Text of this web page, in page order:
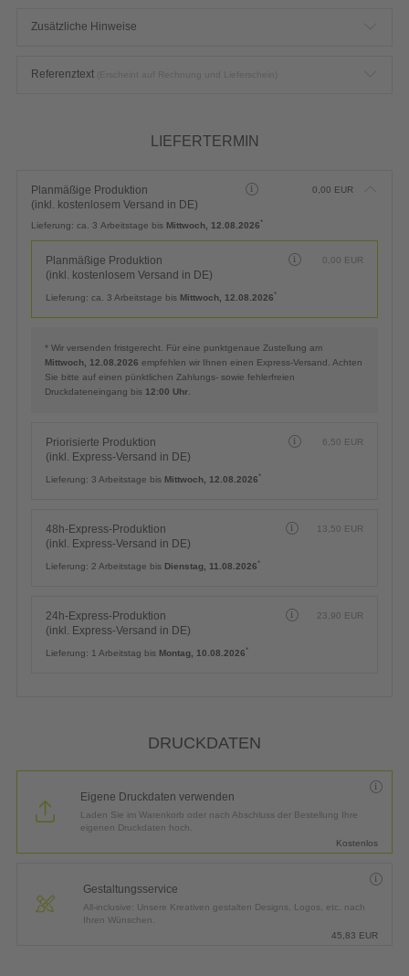
Zusätzliche Hinweise
Referenztext
LIEFERTERMIN
Planmäßige Produktion
(inkl. kostenlosem Versand in DE)
0,00 EUR
Lieferung: ca. 3 Arbeitstage bis Mittwoch, 12.08.2026*
Planmäßige Produktion
(inkl. kostenlosem Versand in DE)
0,00 EUR
Lieferung: ca. 3 Arbeitstage bis Mittwoch, 12.08.2026*
* Wir versenden fristgerecht. Für eine punktgenaue Zustellung am
Mittwoch, 12.08.2026 empfehlen wir Ihnen einen Express-Versand. Achten
Sie bitte auf einen pünktlichen Zahlungs- sowie fehlerfreien
Druckdateneingang bis 12:00 Uhr
Priorisierte Produktion
(inkl. Express-Versand in DE)
6,50 EUR
Lieferung: 3 Arbeitstage bis Mittwoch, 12.08.2026*
48h-Express-Produktion
(inkl. Express-Versand in DE)
13,50 EUR
Lieferung: 2 Arbeitstage bis Dienstag, 11.08.2026*
24h-Express-Produktion
(inkl. Express-Versand in DE)
23,90 EUR
Lieferung: 1 Arbeitstag bis Montag, 10.08.2026*
DRUCKDATEN
Eigene Druckdaten verwenden
Laden Sie im Warenkorb oder nach Abschluss der Bestellung Ihre
eigenen Druckdaten hoch.
Kostenlos
Gestaltungsservice
All-inclusive: Unsere Kreativen gestalten Designs, Logos, etc. nach
Ihren Wünschen.
45,83 EUR